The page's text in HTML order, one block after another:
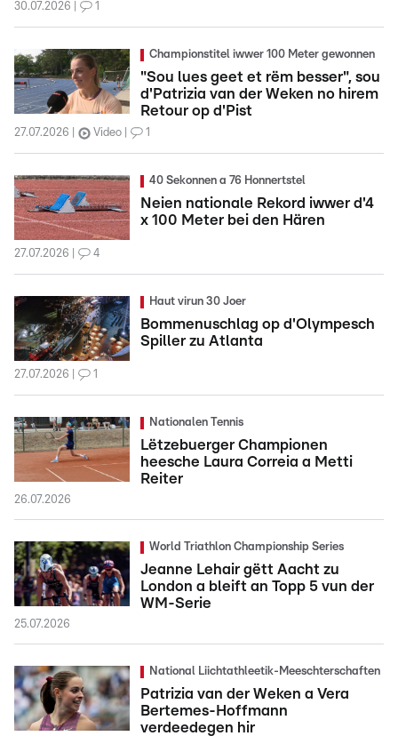
30.07.2026 1
Championstitel iwwer 100 Meter gewonnen
"Sou lues geet et rëm besser", sou
d'Patrizia van der Weken no hirem
Retour op d'Pist
27.07.2026 Video 1
40 Sekonnen a 76 Honnertstel
Neien nationale Rekord iwwer d'4
x 100 Meter bei den Hären
27.07.2026 4
Haut virun 30 Joer
Bommenuschlag op d'Olympesch
Spiller zu Atlanta
27.07.2026 1
Nationalen Tennis
Lëtzebuerger Championen
heesche Laura Correia a Metti
Reiter
26.07.2026
World Triathlon Championship Series
Jeanne Lehair gëtt Aacht zu
London a bleift an Topp 5 vun der
WM-Serie
25.07.2026
National Liichtathleetik-Meeschterschaften
Patrizia van der Weken a Vera
Bertemes-Hoffmann
verdeedegen hir